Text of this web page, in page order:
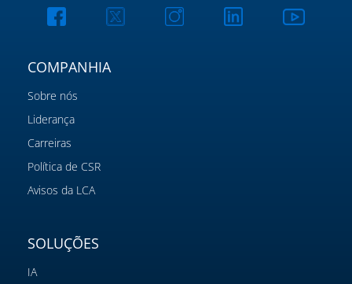
COMPANHIA
Sobre nós
Liderança
Carreiras
Política de CSR
Avisos da LCA
SOLUÇÕES
IA